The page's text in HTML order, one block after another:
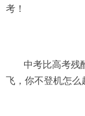
考！
中考比高考残
飞，你不登机怎么